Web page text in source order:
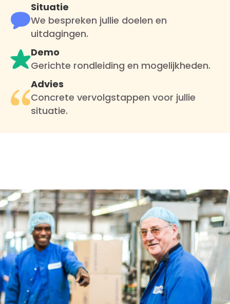
Situatie
We bespreken jullie doelen en
uitdagingen.
Demo
Gerichte rondleiding en mogelijkheden.
Advies
Concrete vervolgstappen voor jullie
situatie.